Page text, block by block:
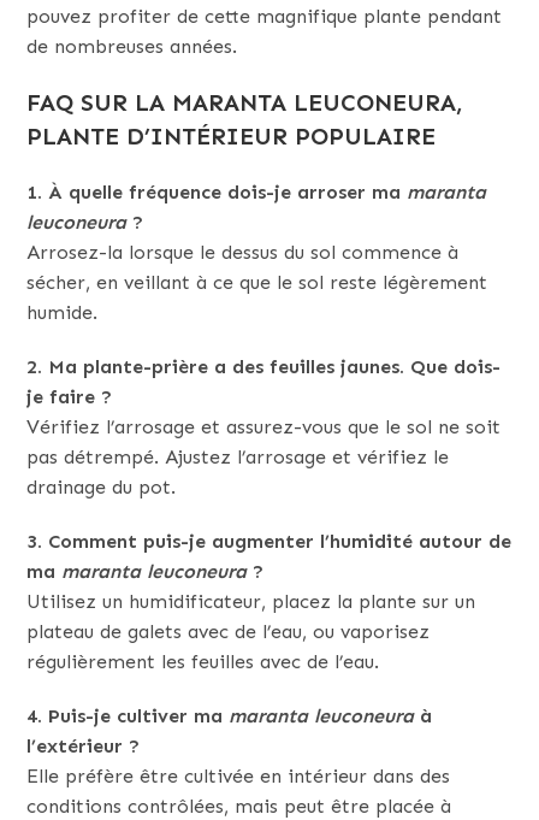
pouvez profiter de cette magnifique plante pendant
de nombreuses années.
FAQ SUR LA MARANTA LEUCONEURA,
PLANTE D’INTÉRIEUR POPULAIRE
1. À quelle fréquence dois-je arroser ma maranta
leuconeura?
Arrosez-la lorsque le dessus du sol commence à
sécher, en veillant à ce que le sol reste légèrement
humide.
2. Ma plante-prière a des feuilles jaunes. Que dois-
je faire ?
Vérifiez l’arrosage et assurez-vous que le sol ne soit
pas détrempé. Ajustez l’arrosage et vérifiez le
drainage du pot.
3. Comment puis-je augmenter l’humidité autour de
ma maranta leuconeura?
Utilisez un humidificateur, placez la plante sur un
plateau de galets avec de l’eau, ou vaporisez
régulièrement les feuilles avec de l’eau.
4. Puis-je cultiver ma maranta leuconeuraà
l’extérieur ?
Elle préfère être cultivée en intérieur dans des
conditions contrôlées, mais peut être placée à